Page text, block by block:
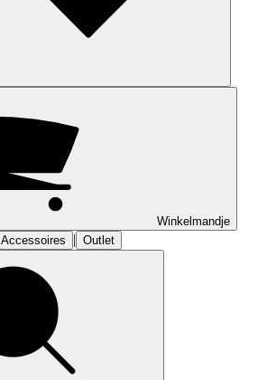
Winkelmandje
Accessoires | Outlet